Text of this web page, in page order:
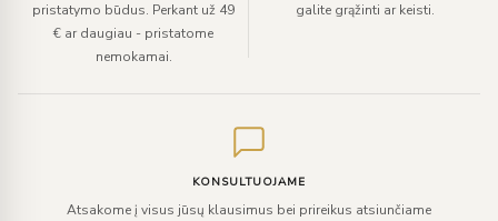
pristatymo būdus. Perkant už 49
€ ar daugiau - pristatome
nemokamai.
galite grąžinti ar keisti.
KONSULTUOJAME
Atsakome į visus jūsų klausimus bei prireikus atsiunčiame